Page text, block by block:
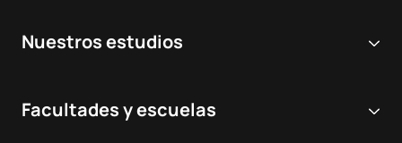
Nuestros estudios
Grados Universitarios
Facultades y escuelas